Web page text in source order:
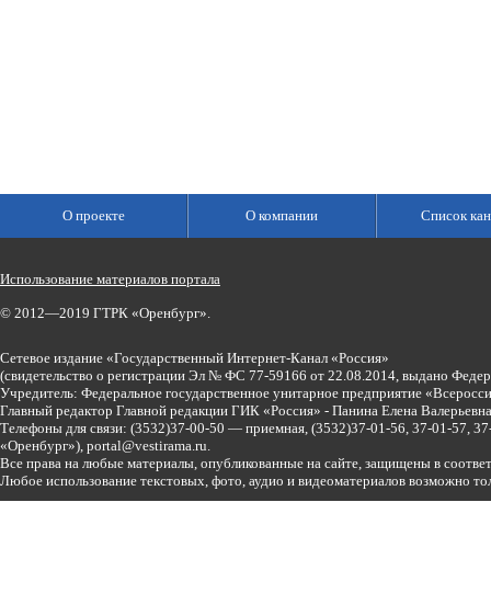
О проекте О компании Список
Использование материалов портала
© 2012—2019 ГТРК «Оренбург».
Сетевое издание «Государственный Интернет-Канал «Россия»
(свидетельство о регистрации Эл № ФС 77-59166 от 22.08.2014, выдано
Учредитель: Федеральное государственное унитарное предприятие
Главный редактор Главной редакции ГИК «Россия» - Панина Елена
Телефоны для связи: (3532)37-00-50 — приемная, (3532)37-01-56, 37-01-57,
«Оренбург»), portal@vestirama.ru.
Все права на любые материалы, опубликованные на сайте, защищены в
Любое использование текстовых, фото, аудио и видеоматериалов возможно